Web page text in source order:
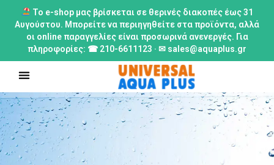
Το e-shop μας βρίσκεται σε θερινές διακοπές έως 31
Αυγούστου. Μπορείτε να περιηγηθείτε στα προϊόντα, αλλά
οι online παραγγελίες είναι προσωρινά ανενεργές. Για
πληροφορίες: ☎ 210-6611123 · ✉ sales@aquaplus.gr